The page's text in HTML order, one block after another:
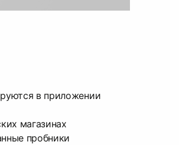
в приложении
магазинах
пробники